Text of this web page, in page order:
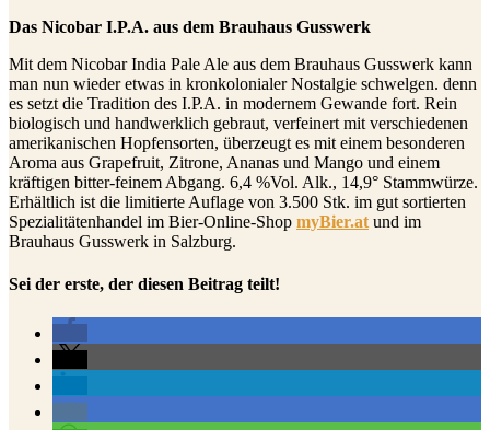
Das Nicobar I.P.A. aus dem Brauhaus Gusswerk
Mit dem Nicobar India Pale Ale aus dem Brauhaus Gusswerk kann
man nun wieder etwas in kronkolonialer Nostalgie schwelgen. denn
es setzt die Tradition des I.P.A. in modernem Gewande fort. Rein
biologisch und handwerklich gebraut, verfeinert mit verschiedenen
amerikanischen Hopfensorten, überzeugt es mit einem besonderen
Aroma aus Grapefruit, Zitrone, Ananas und Mango und einem
kräftigen bitter-feinem Abgang. 6,4 %Vol. Alk., 14,9° Stammwürze.
Erhältlich ist die limitierte Auflage von 3.500 Stk. im gut sortierten
Spezialitätenhandel im Bier-Online-Shop myBier.at und im
Brauhaus Gusswerk in Salzburg.
Sei der erste, der diesen Beitrag teilt!